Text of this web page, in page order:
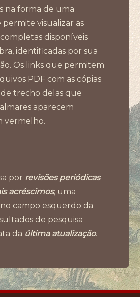
na forma de uma
permite visualizar as
disponíveis
identificadas por sua
Os links que permitem
PDF com as cópias
de trecho delas que
aparecem
vermelho.
por revisões periódicas
acréscimos; uma
campo esquerdo da
de pesquisa
da última atualização.